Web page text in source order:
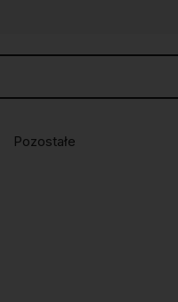
lub zaloguj się, aby
Pozostałe